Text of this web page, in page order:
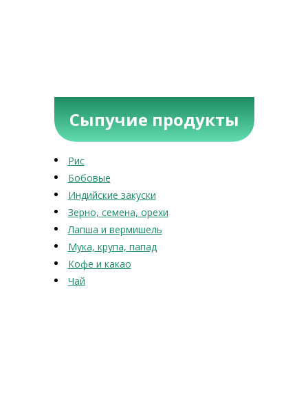
Сыпучие продукты
Рис
Бобовые
Индийские закуски
Зерно, семена, орехи
Лапша и вермишель
Мука, крупа, папад
Кофе и какао
Чай